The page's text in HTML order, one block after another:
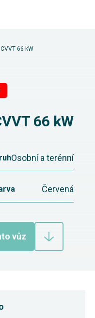
66 kW
66 kW
Osobní a terénní
Červená
vůz